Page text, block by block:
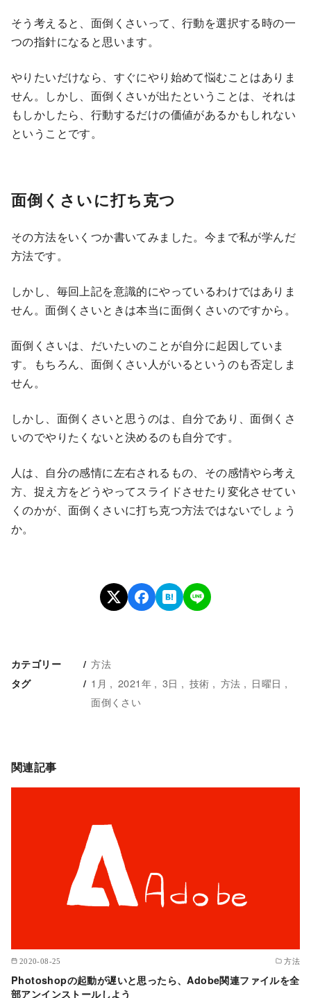
そう考えると、面倒くさいって、行動を選択する時の一
つの指針になると思います。
やりたいだけなら、すぐにやり始めて悩むことはありま
せん。しかし、面倒くさいが出たということは、それは
もしかしたら、行動するだけの価値があるかもしれない
ということです。
面倒くさいに打ち克つ
その方法をいくつか書いてみました。今まで私が学んだ
方法です。
しかし、毎回上記を意識的にやっているわけではありま
せん。面倒くさいときは本当に面倒くさいのですから。
面倒くさいは、だいたいのことが自分に起因していま
す。もちろん、面倒くさい人がいるというのも否定しま
せん。
しかし、面倒くさいと思うのは、自分であり、面倒くさ
いのでやりたくないと決めるのも自分です。
人は、自分の感情に左右されるもの、その感情やら考え
方、捉え方をどうやってスライドさせたり変化させてい
くのかが、面倒くさいに打ち克つ方法ではないでしょう
か。
カテゴリー 方法
タグ 1月 2021年 3日 技術 方法
日曜日
面倒くさい
関連記事
2020-08-25 方法
Photoshopの起動が遅いと思ったら、Adobe関連ファイルを全
部アンインストールしよう